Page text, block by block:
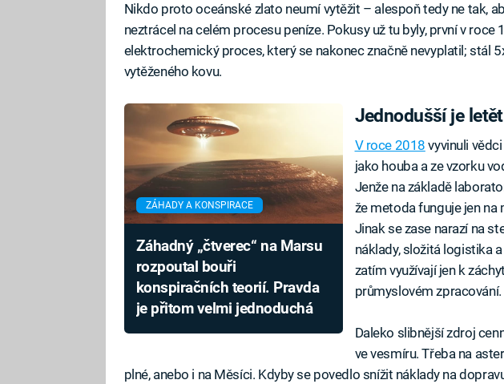
Nikdo proto oceánské zlato neumí vytěžit – alespoň tedy ne tak,
neztrácel na celém procesu peníze. Pokusy už tu byly, první v roce
elektrochemický proces, který se nakonec značně nevyplatil; stál
vytěženého kovu.
ZÁHADY A KONSPIRACE
Záhadný „čtverec“ na Marsu
rozpoutal bouři
konspiračních teorií. Pravda
je přitom velmi jednoduchá
Jednodušší je
V roce 2018 vyvinuli
jako houba a ze vzorku
Jenže na základě
že metoda funguje jen na
Jinak se zase narazí na
náklady, složitá logistika
zatím využívají jen k
průmyslovém zpracování.
Daleko slibnější zdroj
ve vesmíru. Třeba na
plné, anebo i na Měsíci. Kdyby se povedlo snížit náklady na